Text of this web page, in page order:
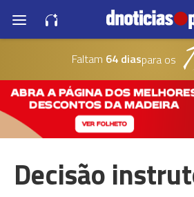
Faltam 64 diaspara os
Decisão